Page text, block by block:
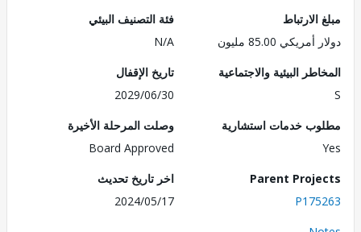
85.00 مليون
فئة التصنيف البيئي
البيئية والاجتماعية
تاريخ الإقفال
2029/06/30
خدمات استشارية
وصلت المرحلة الأخيرة
Board Approved
Parent
اخر تاريخ تحديث
2024/05/17